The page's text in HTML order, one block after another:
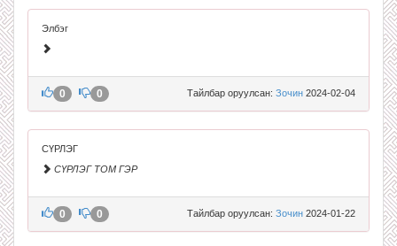
Элбэг
Тайлбар оруулсан: Зочин 2024-02-04
0 0
СҮРЛЭГ
СҮРЛЭГ ТОМ ГЭР
Тайлбар оруулсан: Зочин 2024-01-22
0 0